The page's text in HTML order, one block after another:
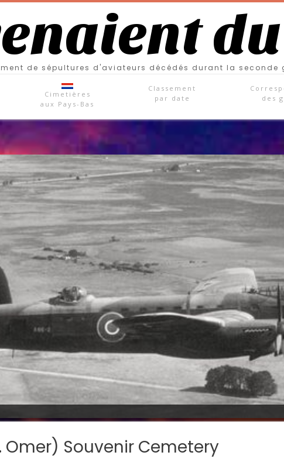
de sépultures d'aviateurs décédés durant la seconde
Cimetières
aux Pays-Bas
Classement
par date
des
Omer) Souvenir Cemetery